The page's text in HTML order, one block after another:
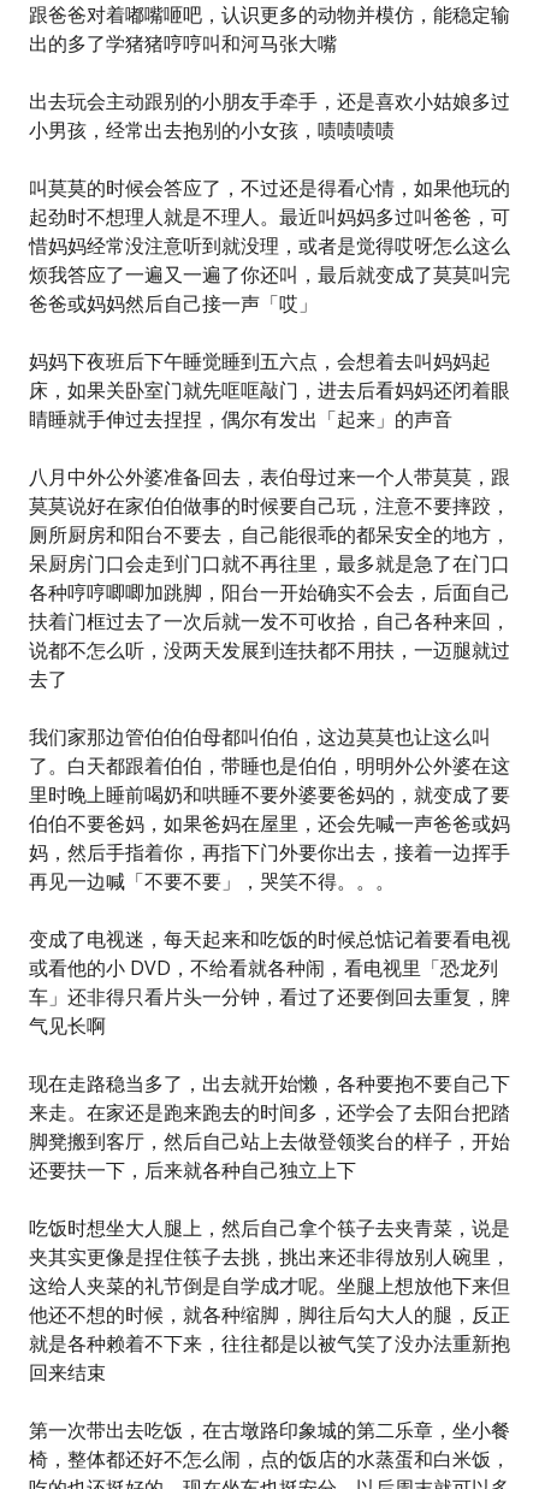
跟爸爸对着嘟嘴咂吧，认识更多的动物并模仿，能稳定输
出的多了学猪猪哼哼叫和河马张大嘴
出去玩会主动跟别的小朋友手牵手，还是喜欢小姑娘多过
小男孩，经常出去抱别的小女孩，啧啧啧啧
叫莫莫的时候会答应了，不过还是得看心情，如果他玩的
起劲时不想理人就是不理人。最近叫妈妈多过叫爸爸，可
惜妈妈经常没注意听到就没理，或者是觉得哎呀怎么这么
烦我答应了一遍又一遍了你还叫，最后就变成了莫莫叫完
爸爸或妈妈然后自己接一声「哎」
妈妈下夜班后下午睡觉睡到五六点，会想着去叫妈妈起
床，如果关卧室门就先哐哐敲门，进去后看妈妈还闭着眼
睛睡就手伸过去捏捏，偶尔有发出「起来」的声音
八月中外公外婆准备回去，表伯母过来一个人带莫莫，跟
莫莫说好在家伯伯做事的时候要自己玩，注意不要摔跤，
厕所厨房和阳台不要去，自己能很乖的都呆安全的地方，
呆厨房门口会走到门口就不再往里，最多就是急了在门口
各种哼哼唧唧加跳脚，阳台一开始确实不会去，后面自己
扶着门框过去了一次后就一发不可收拾，自己各种来回，
说都不怎么听，没两天发展到连扶都不用扶，一迈腿就过
去了
我们家那边管伯伯伯母都叫伯伯，这边莫莫也让这么叫
了。白天都跟着伯伯，带睡也是伯伯，明明外公外婆在这
里时晚上睡前喝奶和哄睡不要外婆要爸妈的，就变成了要
伯伯不要爸妈，如果爸妈在屋里，还会先喊一声爸爸或妈
妈，然后手指着你，再指下门外要你出去，接着一边挥手
再见一边喊「不要不要」，哭笑不得。。。
变成了电视迷，每天起来和吃饭的时候总惦记着要看电视
或看他的小 DVD，不给看就各种闹，看电视里「恐龙列
车」还非得只看片头一分钟，看过了还要倒回去重复，脾
气见长啊
现在走路稳当多了，出去就开始懒，各种要抱不要自己下
来走。在家还是跑来跑去的时间多，还学会了去阳台把踏
脚凳搬到客厅，然后自己站上去做登领奖台的样子，开始
还要扶一下，后来就各种自己独立上下
吃饭时想坐大人腿上，然后自己拿个筷子去夹青菜，说是
夹其实更像是捏住筷子去挑，挑出来还非得放别人碗里，
这给人夹菜的礼节倒是自学成才呢。坐腿上想放他下来但
他还不想的时候，就各种缩脚，脚往后勾大人的腿，反正
就是各种赖着不下来，往往都是以被气笑了没办法重新抱
回来结束
第一次带出去吃饭，在古墩路印象城的第二乐章，坐小餐
椅，整体都还好不怎么闹，点的饭店的水蒸蛋和白米饭，